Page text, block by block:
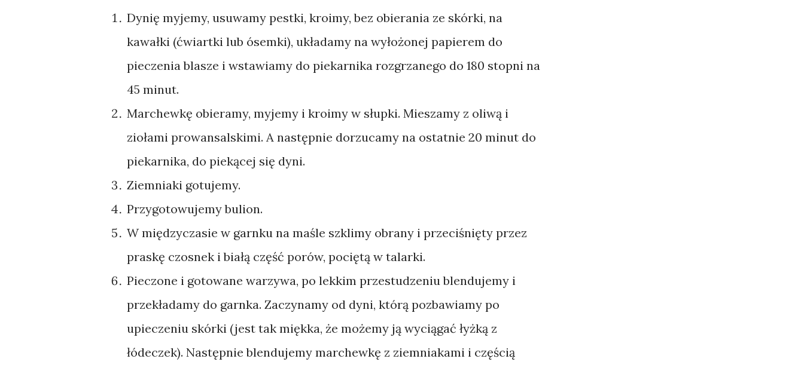
Dynię myjemy, usuwamy pestki, kroimy, bez obierania ze skórki, na
kawałki (ćwiartki lub ósemki), układamy na wyłożonej papierem do
pieczenia blasze i wstawiamy do piekarnika rozgrzanego do 180 stopni na
45 minut.
Marchewkę obieramy, myjemy i kroimy w słupki. Mieszamy z oliwą i
ziołami prowansalskimi. A następnie dorzucamy na ostatnie 20 minut do
piekarnika, do piekącej się dyni.
Ziemniaki gotujemy.
Przygotowujemy bulion.
W międzyczasie w garnku na maśle szklimy obrany i przeciśnięty przez
praskę czosnek i białą część porów, pociętą w talarki.
Pieczone i gotowane warzywa, po lekkim przestudzeniu blendujemy i
przekładamy do garnka. Zaczynamy od dyni, którą pozbawiamy po
upieczeniu skórki (jest tak miękka, że możemy ją wyciągać łyżką z
łódeczek). Następnie blendujemy marchewkę z ziemniakami i częścią